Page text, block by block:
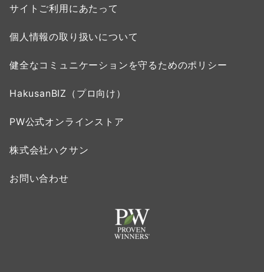
サイトご利用にあたって
個人情報の取り扱いについて
健全なコミュニケーションを守るためのポリシー
HakusanBIZ（プロ向け）
PW公式オンラインストア
株式会社ハクサン
お問い合わせ